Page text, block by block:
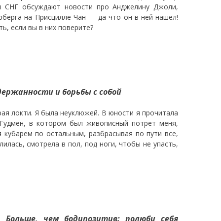
обсуждают новости про Анджелину Джоли,
на Присцилле Чан — да что он в ней нашел!
если вы в них поверите?
и борьбы с собой
локти. Я была неуклюжей. В юности я прочитала
в котором был живописный потрет меня,
по остальным, разбрасывая по пути все,
смотрела в пол, под ноги, чтобы не упасть,
Больше, чем бодипозитив: полюби себя